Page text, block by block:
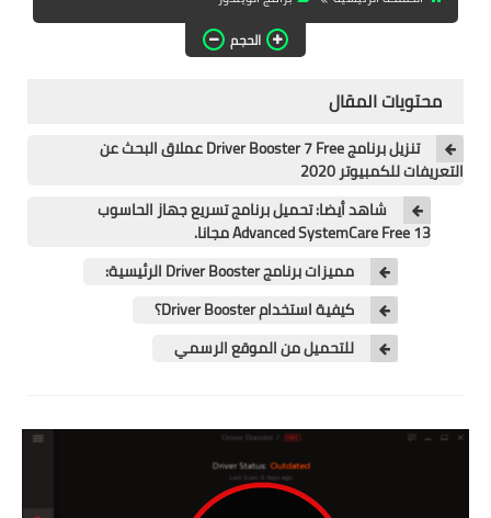
تطبيقات مشاهدة الافلام
العاب الويندوز
العاب الاندرويد
هواتف وموبايلات
الحجم
محتويات المقال
تنزيل برنامج Driver Booster 7 Free عملاق البحث عن
التعريفات للكمبيوتر 2020
شاهد أيضا: تحميل برنامج تسريع جهاز الحاسوب
Advanced SystemCare Free 13 مجانا.
مميزات برنامج Driver Booster الرئيسية:
كيفية استخدام Driver Booster؟
للتحميل من الموقع الرسمي